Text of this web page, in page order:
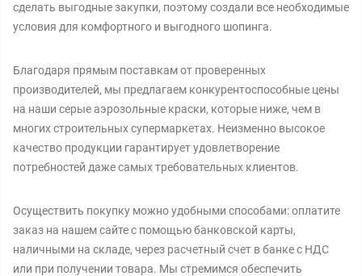
сделать выгодные закупки, поэтому создали все необходимые
условия для комфортного и выгодного шопинга.
Благодаря прямым поставкам от проверенных
производителей, мы предлагаем конкурентоспособные цены
на наши серые аэрозольные краски, которые ниже, чем в
многих строительных супермаркетах. Неизменно высокое
качество продукции гарантирует удовлетворение
потребностей даже самых требовательных клиентов.
Осуществить покупку можно удобными способами: оплатите
заказ на нашем сайте с помощью банковской карты,
наличными на складе, через расчетный счет в банке с НДС
или при получении товара. Мы стремимся обеспечить